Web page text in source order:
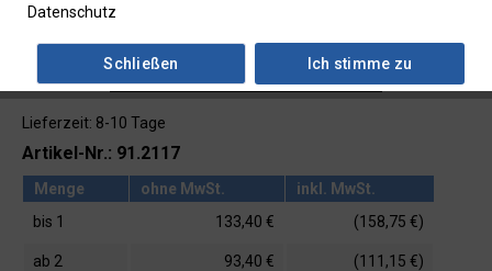
Lieferzeit: 8-10 Tage
Artikel-Nr.: 91.2117
Menge ohne MwSt.
inkl. MwSt.
bis 1 133,40 € (158,75 €)
ab 2 93,40 € (111,15 €)
Datenschutz
Ich stimme zu
Schließen